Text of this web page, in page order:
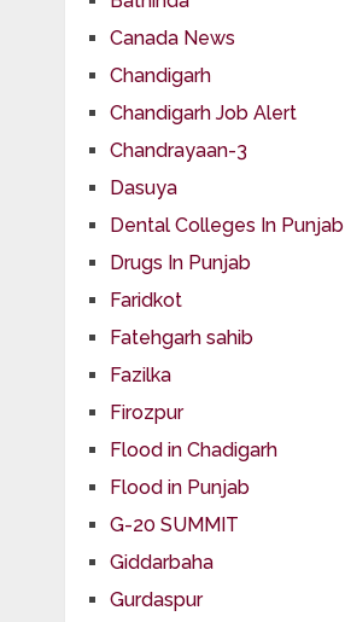
Canada News
Chandigarh
Chandigarh Job Alert
Chandrayaan-3
Dasuya
Dental Colleges In Punjab
Drugs In Punjab
Faridkot
Fatehgarh sahib
Fazilka
Firozpur
Flood in Chadigarh
Flood in Punjab
G-20 SUMMIT
Giddarbaha
Gurdaspur